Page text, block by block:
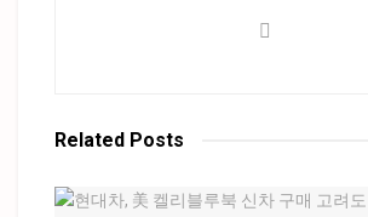
Related Posts